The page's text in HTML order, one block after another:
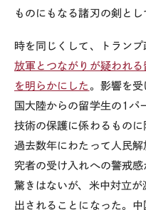
ものにもなる諸刃の剣とし
時を同じくして、トラン
放軍とつながりが疑われ
を明らかにした 。影響を受
国大陸からの留学生の 1 パ
技術の保護に係わるもの
過去数年にわたって人民
究者の受け入れへの警戒
驚きはないが、米中対立
出されることになった。